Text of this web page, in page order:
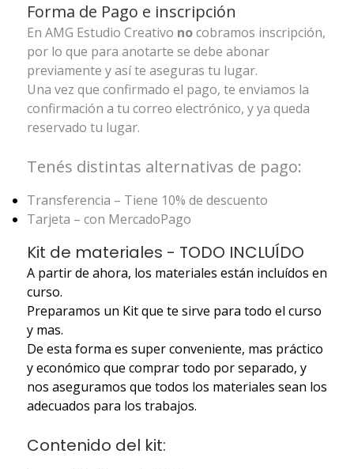
Forma de Pago e inscripción
En AMG Estudio Creativo nocobramos inscripción,
por lo que para anotarte se debe abonar
previamente y así te aseguras tu lugar.
Una vez que confirmado el pago, te enviamos la
confirmación a tu correo electrónico, y ya queda
reservado tu lugar.
Tenés distintas alternativas de pago:
Transferencia – Tiene 10% de descuento
Tarjeta – con MercadoPago
Kit de materiales - TODO INCLUÍDO
A partir de ahora, los materiales están incluídos en
curso.
Preparamos un Kit que te sirve para todo el curso
y mas.
De esta forma es super conveniente, mas práctico
y económico que comprar todo por separado, y
nos aseguramos que todos los materiales sean los
adecuados para los trabajos.
Contenido del kit: